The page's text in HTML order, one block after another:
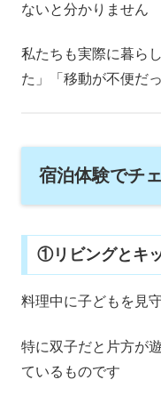
ないと分かりません
私たちも実際に暮ら
た」「移動が不便だ
宿泊体験でチ
①リビングとキ
料理中に子どもを見
特に双子だと片方が
ているものです